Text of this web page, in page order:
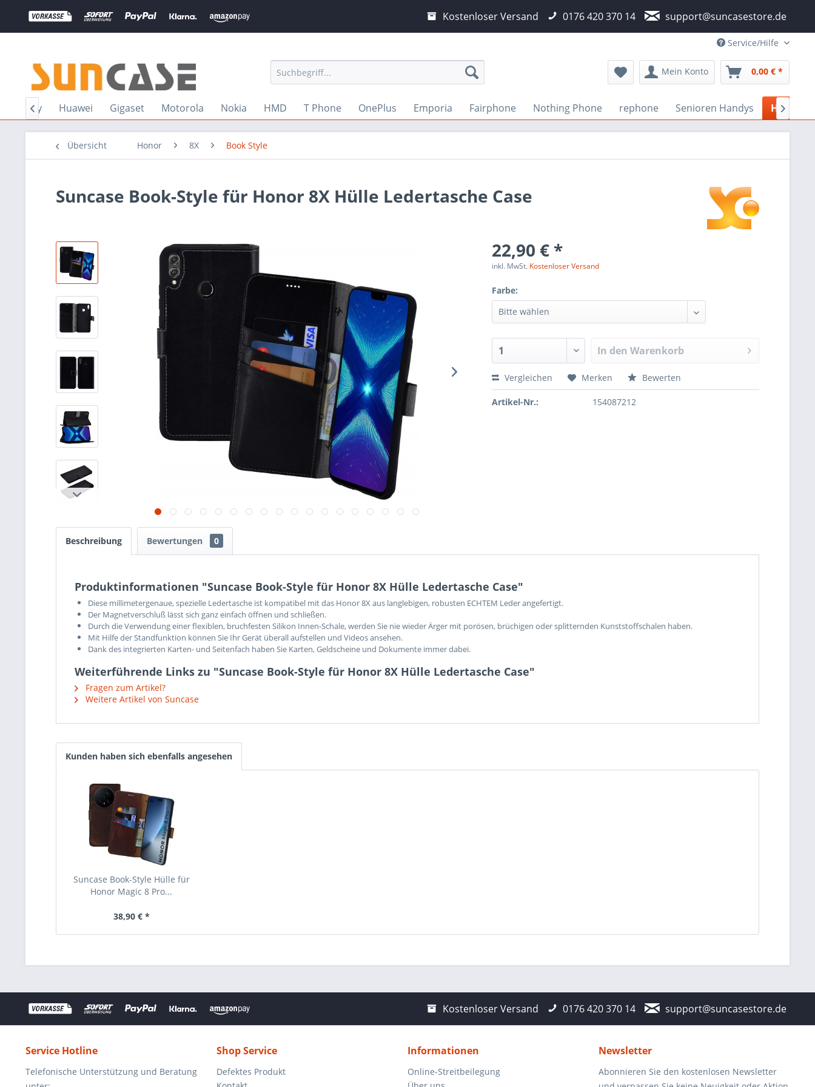
Kostenloser Versand 0176 420 370 14 support@suncasestore.de
Service/Hilfe
Mein Konto 0,00 € *
Sony Huawei Gigaset Motorola Nokia HMD T Phone OnePlus Emporia Fairphone Nothing Phone rephone Senioren Handys Honor
 
Übersicht Honor 8X Book Style
Suncase Book-Style für Honor 8X Hülle Ledertasche Case
22,90 € *
inkl. MwSt. Kostenloser Versand
Farbe:
In den Warenkorb
Vergleichen Merken Bewerten
Artikel-Nr.: 154087212
Beschreibung Bewertungen 0
Produktinformationen "Suncase Book-Style für Honor 8X Hülle Ledertasche Case"
Diese millimetergenaue, spezielle Ledertasche ist kompatibel mit das Honor 8X aus langlebigen, robusten ECHTEM Leder angefertigt.
Der Magnetverschluß lässt sich ganz einfach öffnen und schließen.
Durch die Verwendung einer flexiblen, bruchfesten Silikon Innen-Schale, werden Sie nie wieder Ärger mit porösen, brüchigen oder splitternden Kunststoffschalen haben.
Mit Hilfe der Standfunktion können Sie Ihr Gerät überall aufstellen und Videos ansehen.
Dank des integrierten Karten- und Seitenfach haben Sie Karten, Geldscheine und Dokumente immer dabei.
Weiterführende Links zu "Suncase Book-Style für Honor 8X Hülle Ledertasche Case"
Fragen zum Artikel?
Weitere Artikel von Suncase
Kunden haben sich ebenfalls angesehen
Suncase Book-Style Hülle für
Honor Magic 8 Pro...
38,90 € *
Kostenloser Versand 0176 420 370 14 support@suncasestore.de
Service Hotline
Telefonische Unterstützung und Beratung
Shop Service
Defektes Produkt
Informationen
Online-Streitbeilegung
Newsletter
Abonnieren Sie den kostenlosen Newsletter